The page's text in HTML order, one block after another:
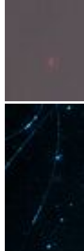
Go to slide 1
Go to slide 3
Marine